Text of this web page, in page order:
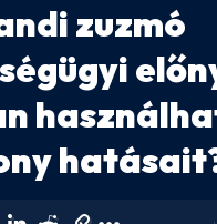
zuzmó